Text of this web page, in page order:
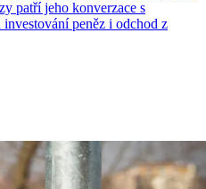
patří jeho konverzace s
peněz i odchod z